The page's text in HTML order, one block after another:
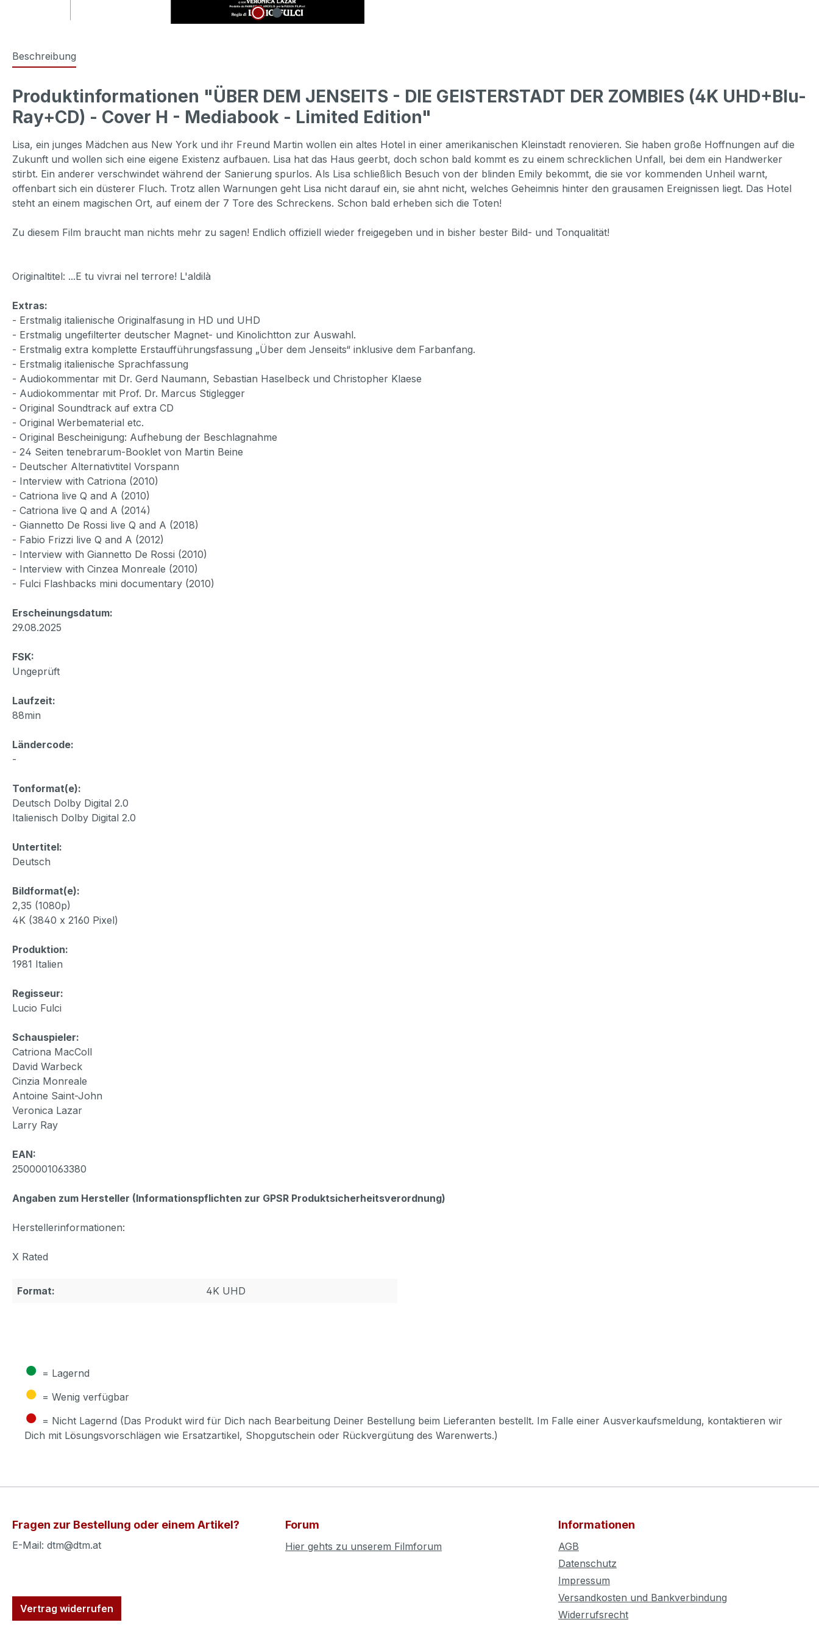
Beschreibung
Produktinformationen "ÜBER DEM JENSEITS - DIE GEISTERSTADT DER ZOMBIES (4K UHD+Blu-
Ray+CD) - Cover H - Mediabook - Limited Edition"
Lisa, ein junges Mädchen aus New York und ihr Freund Martin wollen ein altes Hotel in einer amerikanischen Kleinstadt renovieren. Sie haben große Hoffnungen auf die
Zukunft und wollen sich eine eigene Existenz aufbauen. Lisa hat das Haus geerbt, doch schon bald kommt es zu einem schrecklichen Unfall, bei dem ein Handwerker
stirbt. Ein anderer verschwindet während der Sanierung spurlos. Als Lisa schließlich Besuch von der blinden Emily bekommt, die sie vor kommenden Unheil warnt,
offenbart sich ein düsterer Fluch. Trotz allen Warnungen geht Lisa nicht darauf ein, sie ahnt nicht, welches Geheimnis hinter den grausamen Ereignissen liegt. Das Hotel
steht an einem magischen Ort, auf einem der 7 Tore des Schreckens. Schon bald erheben sich die Toten!
Zu diesem Film braucht man nichts mehr zu sagen! Endlich offiziell wieder freigegeben und in bisher bester Bild- und Tonqualität!
Originaltitel: ...E tu vivrai nel terrore! L'aldilà
Extras:
- Erstmalig italienische Originalfasung in HD und UHD
- Erstmalig ungefilterter deutscher Magnet- und Kinolichtton zur Auswahl.
- Erstmalig extra komplette Erstaufführungsfassung „Über dem Jenseits“ inklusive dem Farbanfang.
- Erstmalig italienische Sprachfassung
- Audiokommentar mit Dr. Gerd Naumann, Sebastian Haselbeck und Christopher Klaese
- Audiokommentar mit Prof. Dr. Marcus Stiglegger
- Original Soundtrack auf extra CD
- Original Werbematerial etc.
- Original Bescheinigung: Aufhebung der Beschlagnahme
- 24 Seiten tenebrarum-Booklet von Martin Beine
- Deutscher Alternativtitel Vorspann
- Interview with Catriona (2010)
- Catriona live Q and A (2010)
- Catriona live Q and A (2014)
- Giannetto De Rossi live Q and A (2018)
- Fabio Frizzi live Q and A (2012)
- Interview with Giannetto De Rossi (2010)
- Interview with Cinzea Monreale (2010)
- Fulci Flashbacks mini documentary (2010)
Erscheinungsdatum:
29.08.2025
FSK:
Ungeprüft
Laufzeit:
88min
Ländercode:
-
Tonformat(e):
Deutsch Dolby Digital 2.0
Italienisch Dolby Digital 2.0
Untertitel:
Deutsch
Bildformat(e):
2,35 (1080p)
4K (3840 x 2160 Pixel)
Produktion:
1981 Italien
Regisseur:
Lucio Fulci
Schauspieler:
Catriona MacColl
David Warbeck
Cinzia Monreale
Antoine Saint-John
Veronica Lazar
Larry Ray
EAN:
2500001063380
Angaben zum Hersteller (Informationspflichten zur GPSR Produktsicherheitsverordnung)
Herstellerinformationen:
X Rated
Format: 4K UHD
● = Lagernd
● = Wenig verfügbar
● = Nicht Lagernd (Das Produkt wird für Dich nach Bearbeitung Deiner Bestellung beim Lieferanten bestellt. Im Falle einer Ausverkaufsmeldung, kontaktieren wir
Dich mit Lösungsvorschlägen wie Ersatzartikel, Shopgutschein oder Rückvergütung des Warenwerts.)
Fragen zur Bestellung oder einem Artikel?
E-Mail: dtm@dtm.at
Vertrag widerrufen
Forum
Hier gehts zu unserem Filmforum
Informationen
AGB
Datenschutz
Impressum
Versandkosten und Bankverbindung
Widerrufsrecht